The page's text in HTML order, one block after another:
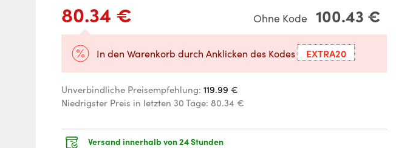
80.34 € Ohne Kode 100.43 €
In den Warenkorb durch Anklicken des Kodes EXTRA20
Unverbindliche Preisempfehlung: 119.99 €
Niedrigster Preis in letzten 30 Tage: 80.34 €
Versand innerhalb von 24 Stunden